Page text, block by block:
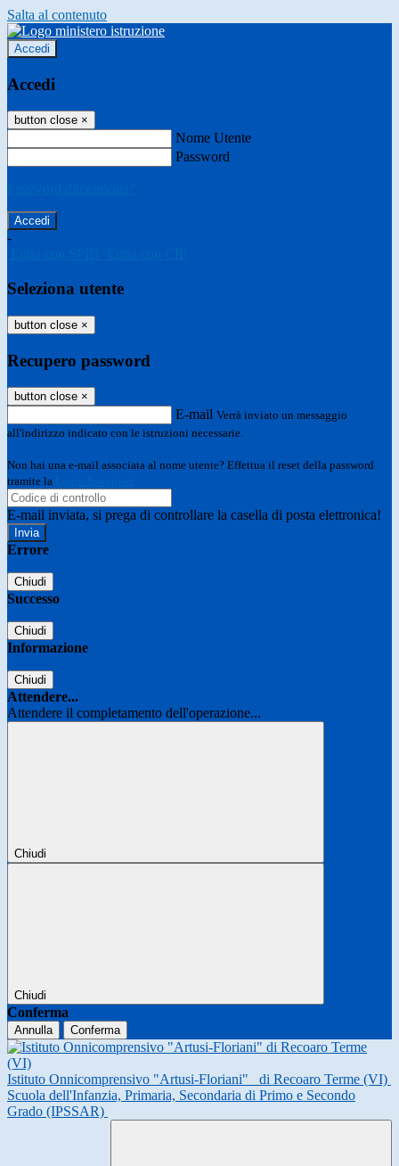
Salta al contenuto
Accedi
Accedi
button close ×
Nome Utente
Password
-
Seleziona utente
button close ×
Recupero password
button close ×
E-mail Verrà inviato un messaggio
all'indirizzo indicato con le istruzioni necessarie.
Non hai una e-mail associata al nome utente? Effettua il reset della password
tramite la
E-mail inviata, si prega di controllare la casella di posta elettronica!
Errore
Chiudi
Successo
Chiudi
Informazione
Chiudi
Attendere...
Attendere il completamento dell'operazione...
Chiudi
Chiudi
Conferma
Annulla Conferma
Istituto Onnicomprensivo "Artusi-Floriani"
di Recoaro Terme (VI)
Scuola dell'Infanzia, Primaria, Secondaria di Primo e Secondo
Grado (IPSSAR)